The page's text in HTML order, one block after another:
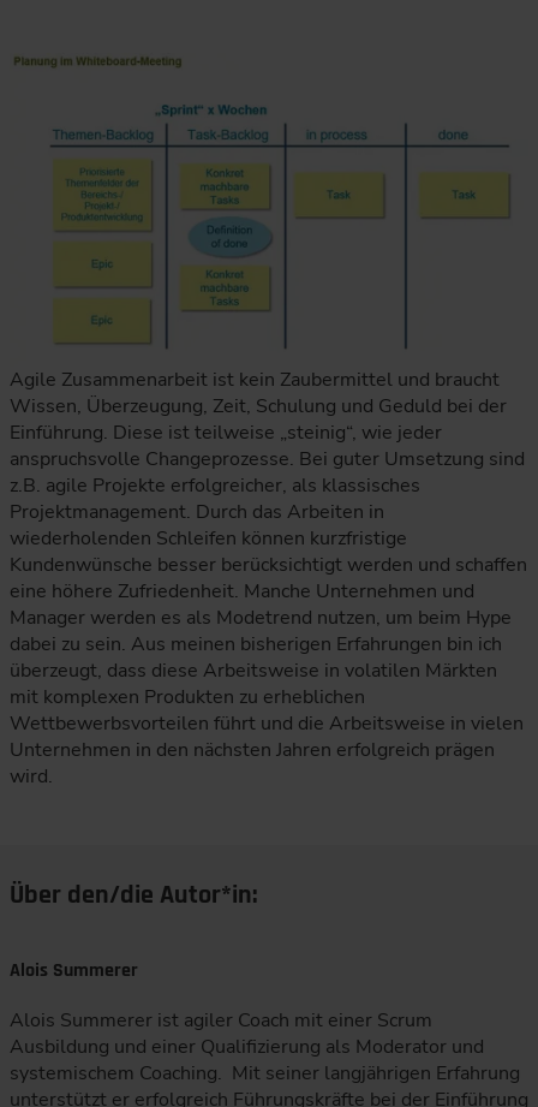
Agile Zusammenarbeit ist kein Zaubermittel und braucht
Wissen, Überzeugung, Zeit, Schulung und Geduld bei der
Einführung. Diese ist teilweise „steinig“, wie jeder
anspruchsvolle Changeprozesse. Bei guter Umsetzung sind
z.B. agile Projekte erfolgreicher, als klassisches
Projektmanagement. Durch das Arbeiten in
wiederholenden Schleifen können kurzfristige
Kundenwünsche besser berücksichtigt werden und schaffen
eine höhere Zufriedenheit. Manche Unternehmen und
Manager werden es als Modetrend nutzen, um beim Hype
dabei zu sein. Aus meinen bisherigen Erfahrungen bin ich
überzeugt, dass diese Arbeitsweise in volatilen Märkten
mit komplexen Produkten zu erheblichen
Wettbewerbsvorteilen führt und die Arbeitsweise in vielen
Unternehmen in den nächsten Jahren erfolgreich prägen
wird.
Über den/die Autor*in:
Alois Summerer
Alois Summerer ist agiler Coach mit einer Scrum
Ausbildung und einer Qualifizierung als Moderator und
systemischem Coaching. Mit seiner langjährigen Erfahrung
unterstützt er erfolgreich Führungskräfte bei der Einführung